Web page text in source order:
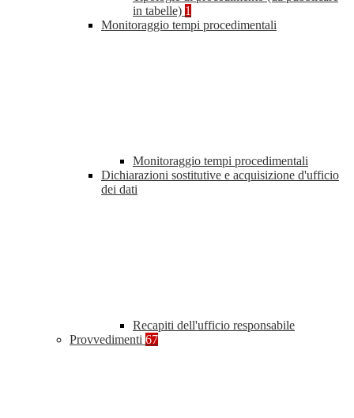
in tabelle) 1
Monitoraggio tempi procedimentali
Monitoraggio tempi procedimentali
Dichiarazioni sostitutive e acquisizione d'ufficio
dei dati
Recapiti dell'ufficio responsabile
Provvedimenti 67